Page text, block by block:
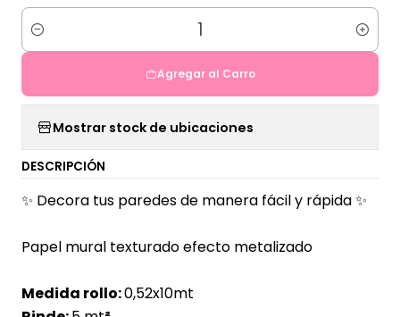
Cantidad
Agregar al Carro
Mostrar stock de ubicaciones
DESCRIPCIÓN
✨ Decora tus paredes de manera fácil y rápida ✨
Papel mural texturado efecto metalizado
Medida rollo:0,52x10mt